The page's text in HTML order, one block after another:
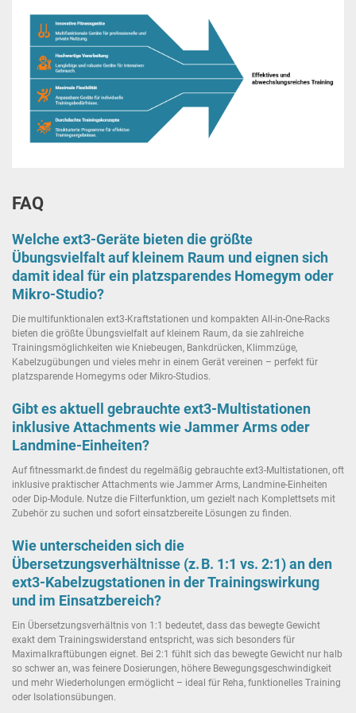
FAQ
Welche ext3-Geräte bieten die größte
Übungsvielfalt auf kleinem Raum und eignen sich
damit ideal für ein platzsparendes Homegym oder
Mikro-Studio?
Die multifunktionalen ext3-Kraftstationen und kompakten All-in-One-Racks
bieten die größte Übungsvielfalt auf kleinem Raum, da sie zahlreiche
Trainingsmöglichkeiten wie Kniebeugen, Bankdrücken, Klimmzüge,
Kabelzugübungen und vieles mehr in einem Gerät vereinen – perfekt für
platzsparende Homegyms oder Mikro-Studios.
Gibt es aktuell gebrauchte ext3-Multistationen
inklusive Attachments wie Jammer Arms oder
Landmine-Einheiten?
Auf fitnessmarkt.de findest du regelmäßig gebrauchte ext3-Multistationen, oft
inklusive praktischer Attachments wie Jammer Arms, Landmine-Einheiten
oder Dip-Module. Nutze die Filterfunktion, um gezielt nach Komplettsets mit
Zubehör zu suchen und sofort einsatzbereite Lösungen zu finden.
Wie unterscheiden sich die
Übersetzungsverhältnisse (z. B. 1:1 vs. 2:1) an den
ext3-Kabelzugstationen in der Trainingswirkung
und im Einsatzbereich?
Ein Übersetzungsverhältnis von 1:1 bedeutet, dass das bewegte Gewicht
exakt dem Trainingswiderstand entspricht, was sich besonders für
Maximalkraftübungen eignet. Bei 2:1 fühlt sich das bewegte Gewicht nur halb
so schwer an, was feinere Dosierungen, höhere Bewegungsgeschwindigkeit
und mehr Wiederholungen ermöglicht – ideal für Reha, funktionelles Training
oder Isolationsübungen.